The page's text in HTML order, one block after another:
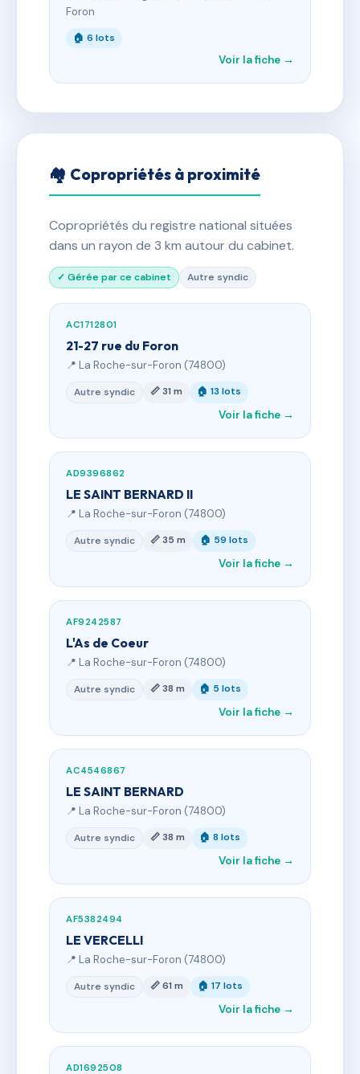
Foron
🏠 6 lots
Voir la fiche →
🏘 Copropriétés à proximité
Copropriétés du registre national situées
dans un rayon de 3 km autour du cabinet.
✓ Gérée par ce cabinet Autre syndic
AC1712801
21-27 rue du Foron
📍 La Roche-sur-Foron (74800)
Autre syndic 📏 31 m 🏠 13 lots
Voir la fiche →
AD9396862
LE SAINT BERNARD II
📍 La Roche-sur-Foron (74800)
Autre syndic 📏 35 m 🏠 59 lots
Voir la fiche →
AF9242587
L'As de Coeur
📍 La Roche-sur-Foron (74800)
Autre syndic 📏 38 m 🏠 5 lots
Voir la fiche →
AC4546867
LE SAINT BERNARD
📍 La Roche-sur-Foron (74800)
Autre syndic 📏 38 m 🏠 8 lots
Voir la fiche →
AF5382494
LE VERCELLI
📍 La Roche-sur-Foron (74800)
Autre syndic 📏 61 m 🏠 17 lots
Voir la fiche →
AD1692508